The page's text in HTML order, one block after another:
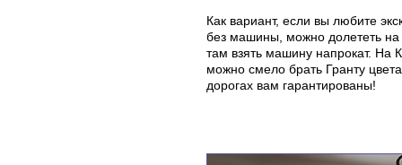
Как вариант, если вы любите
без машины, можно долететь
там взять машину напрокат. На
можно смело брать Гранту
дорогах вам гарантированы!